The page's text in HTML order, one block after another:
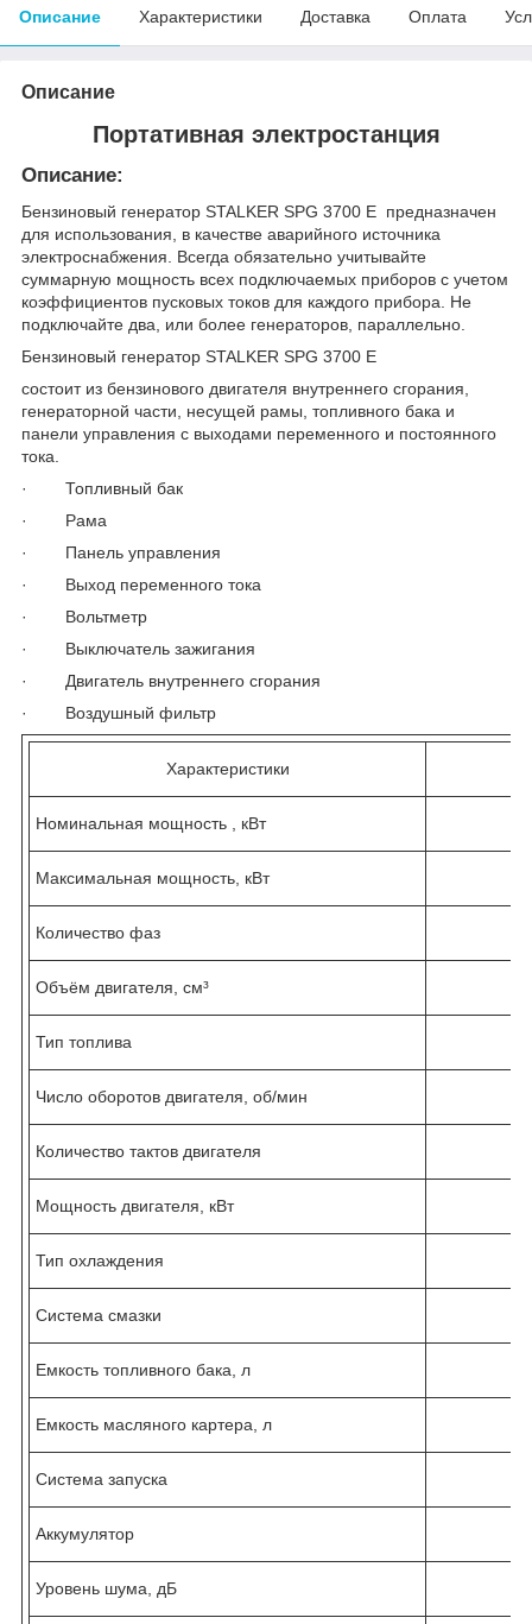
Описание Характеристики Доставка Оплата
Описание
Портативная электростанция
Описание:
Бензиновый генератор STALKER SPG 3700 E предназначен
для использования, в качестве аварийного источника
электроснабжения. Всегда обязательно учитывайте
суммарную мощность всех подключаемых приборов с учетом
коэффициентов пусковых токов для каждого прибора. Не
подключайте два, или более генераторов, параллельно.
Бензиновый генератор STALKER SPG 3700 E
состоит из бензинового двигателя внутреннего сгорания,
генераторной части, несущей рамы, топливного бака и
панели управления с выходами переменного и постоянного
тока.
· Топливный бак
· Рама
· Панель управления
· Выход переменного тока
· Вольтметр
· Выключатель зажигания
· Двигатель внутреннего сгорания
· Воздушный фильтр
Характеристики
Номинальная мощность , кВт
Максимальная мощность, кВт
Количество фаз
Объём двигателя, см³
Тип топлива
Число оборотов двигателя, об/мин
Количество тактов двигателя
Мощность двигателя, кВт
Тип охлаждения
Система смазки
Емкость топливного бака, л
Емкость масляного картера, л
Система запуска
Аккумулятор
Уровень шума, дБ